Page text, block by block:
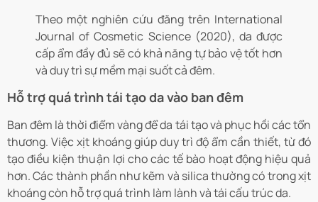
Theo một nghiên cứu đăng trên International
Journal of Cosmetic Science (2020), da được
cấp ẩm đầy đủ sẽ có khả năng tự bảo vệ tốt hơn
và duy trì sự mềm mại suốt cả đêm.
Hỗ trợ quá trình tái tạo da vào ban đêm
Ban đêm là thời điểm vàng để da tái tạo và phục hồi các tổn
thương. Việc xịt khoáng giúp duy trì độ ẩm cần thiết, từ đó
tạo điều kiện thuận lợi cho các tế bào hoạt động hiệu quả
hơn. Các thành phần như kẽm và silica thường có trong xịt
khoáng còn hỗ trợ quá trình làm lành và tái cấu trúc da.